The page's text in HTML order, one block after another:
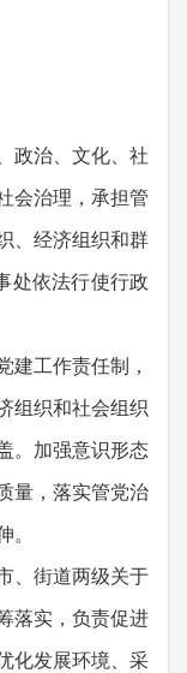
治、文化、社
会治理，承担管
、经济组织和群
处依法行使行政
工作责任制，
组织和社会组织
。加强意识形态
量，落实管党治
街道两级关于
落实，负责促进
化发展环境、采